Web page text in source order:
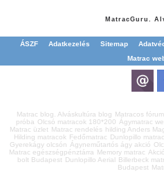
MatracGuru.
ÁSZF Adatkezelés Sitemap
Matrac
Matrac blog. Alváskultúra blog Matracos
próba Olcsó matracok 180*200 Ágymatrac
Matrac üzlet Matrac rendelés hilding Anders
Hilding matracok Fedőmatrac Dunlopillo matrac
Gyerekágy olcsón Ágyneműtartós ágy akció
Matrac egészségpénztárra Memory matrac
bolt Budapest Dunlopillo Aerial Billerbeck
Budapest